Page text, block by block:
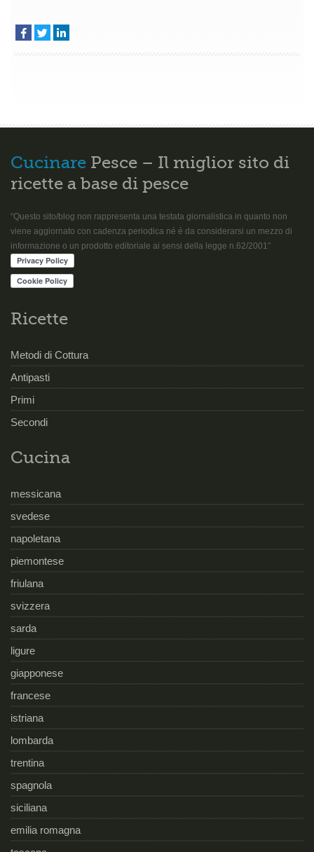
Cucinare Pesce – Il miglior sito di
ricette a base di pesce
“Questo sito/blog non rappresenta una testata giornalistica in quanto non
viene aggiornato con cadenza periodica né è da considerarsi un mezzo di
informazione o un prodotto editoriale ai sensi della legge n.62/2001”
Ricette
Metodi di Cottura
Antipasti
Primi
Secondi
Cucina
messicana
svedese
napoletana
piemontese
friulana
svizzera
sarda
ligure
giapponese
francese
istriana
lombarda
trentina
spagnola
siciliana
emilia romagna